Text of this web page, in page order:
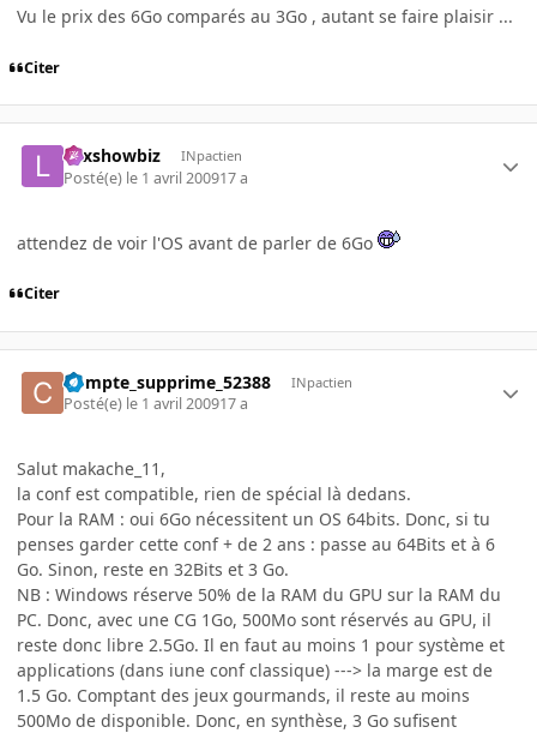
Vu le prix des 6Go comparés au 3Go , autant se faire plaisir ...
Citer
Lexshowbiz INpactien
Posté(e) le 1 avril 200917 a
attendez de voir l'OS avant de parler de 6Go
Citer
Compte_supprime_52388 INpactien
Posté(e) le 1 avril 200917 a
Salut makache_11,
la conf est compatible, rien de spécial là dedans.
Pour la RAM : oui 6Go nécessitent un OS 64bits. Donc, si tu
penses garder cette conf + de 2 ans : passe au 64Bits et à 6
Go. Sinon, reste en 32Bits et 3 Go.
NB : Windows réserve 50% de la RAM du GPU sur la RAM du
PC. Donc, avec une CG 1Go, 500Mo sont réservés au GPU, il
reste donc libre 2.5Go. Il en faut au moins 1 pour système et
applications (dans iune conf classique) ---> la marge est de
1.5 Go. Comptant des jeux gourmands, il reste au moins
500Mo de disponible. Donc, en synthèse, 3 Go sufisent